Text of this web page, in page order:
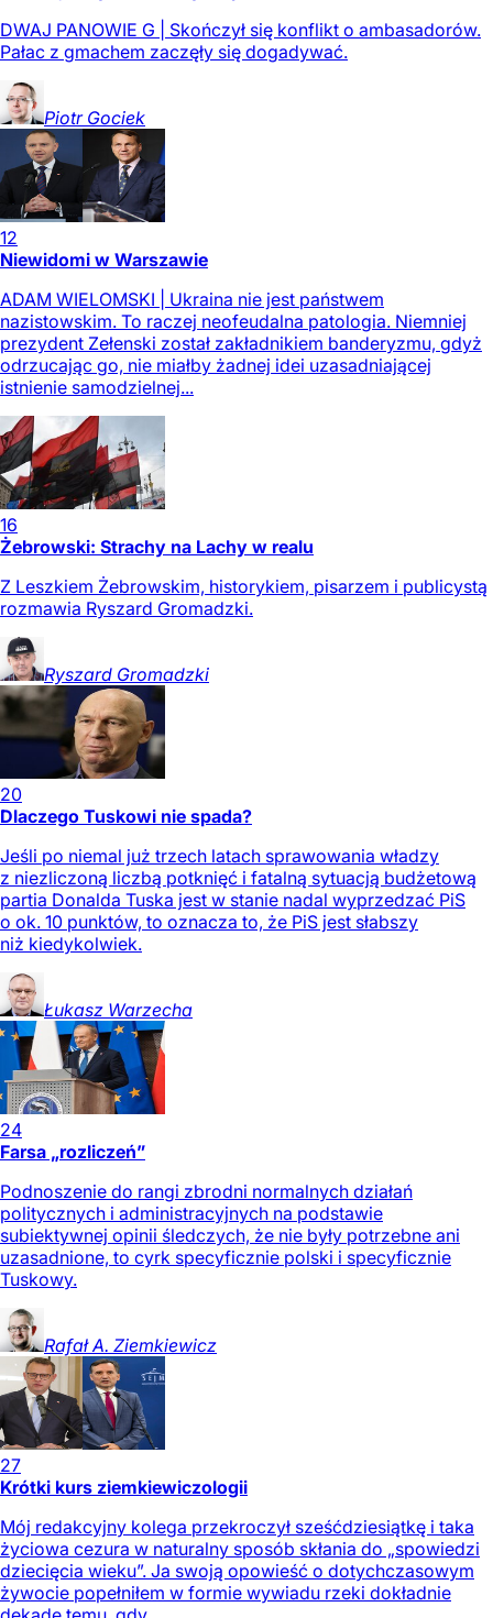
DWAJ PANOWIE G | Skończył się konflikt o ambasadorów.
Pałac z gmachem zaczęły się dogadywać.
Piotr Gociek
12
Niewidomi w Warszawie
ADAM WIELOMSKI | Ukraina nie jest państwem
nazistowskim. To raczej neofeudalna patologia. Niemniej
prezydent Zełenski został zakładnikiem banderyzmu, gdyż
odrzucając go, nie miałby żadnej idei uzasadniającej
istnienie samodzielnej...
16
Żebrowski: Strachy na Lachy w realu
Z Leszkiem Żebrowskim, historykiem, pisarzem i publicystą
rozmawia Ryszard Gromadzki.
Ryszard Gromadzki
20
Dlaczego Tuskowi nie spada?
Jeśli po niemal już trzech latach sprawowania władzy
z niezliczoną liczbą potknięć i fatalną sytuacją budżetową
partia Donalda Tuska jest w stanie nadal wyprzedzać PiS
o ok. 10 punktów, to oznacza to, że PiS jest słabszy
niż kiedykolwiek.
Łukasz Warzecha
24
Farsa „rozliczeń”
Podnoszenie do rangi zbrodni normalnych działań
politycznych i administracyjnych na podstawie
subiektywnej opinii śledczych, że nie były potrzebne ani
uzasadnione, to cyrk specyficznie polski i specyficznie
Tuskowy.
Rafał A. Ziemkiewicz
27
Krótki kurs ziemkiewiczologii
Mój redakcyjny kolega przekroczył sześćdziesiątkę i taka
życiowa cezura w naturalny sposób skłania do „spowiedzi
dziecięcia wieku”. Ja swoją opowieść o dotychczasowym
żywocie popełniłem w formie wywiadu rzeki dokładnie